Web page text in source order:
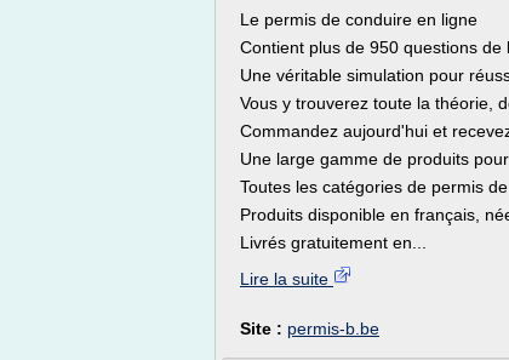
Le permis de conduire en ligne
Contient plus de 950 questions de
Une véritable simulation pour
Vous y trouverez toute la théorie,
Commandez aujourd'hui et
Une large gamme de produits
Toutes les catégories de permis
Produits disponible en français,
Livrés gratuitement en...
Lire la suite
Site : permis-b.be